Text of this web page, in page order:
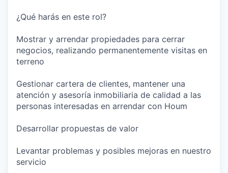
¿Qué harás en este rol?
Mostrar y arrendar propiedades para cerrar
negocios, realizando permanentemente visitas en
terreno
Gestionar cartera de clientes, mantener una
atención y asesoría inmobiliaria de calidad a las
personas interesadas en arrendar con Houm
Desarrollar propuestas de valor
Levantar problemas y posibles mejoras en nuestro
servicio